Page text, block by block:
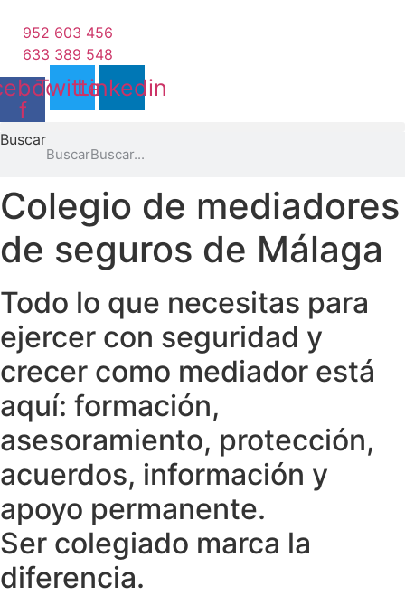
contenido
952 603 456
633 389 548
f
TwitterLinkedin
Buscar
Buscar
Colegio de mediadores
de seguros de Málaga
Todo lo que necesitas para
ejercer con seguridad y
crecer como mediador está
aquí: formación,
asesoramiento, protección,
acuerdos, información y
apoyo permanente.
Ser colegiado marca la
diferencia.